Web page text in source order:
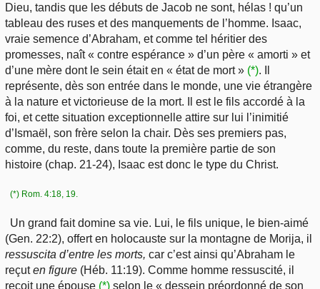
Dieu, tandis que les débuts de Jacob ne sont, hélas ! qu’un
tableau des ruses et des manquements de l’homme. Isaac,
vraie semence d’Abraham, et comme tel héritier des
promesses, naît « contre espérance » d’un père « amorti » et
d’une mère dont le sein était en « état de mort » (*). Il
représente, dès son entrée dans le monde, une vie étrangère
à la nature et victorieuse de la mort. Il est le fils accordé à la
foi, et cette situation exceptionnelle attire sur lui l’inimitié
d’Ismaël, son frère selon la chair. Dès ses premiers pas,
comme, du reste, dans toute la première partie de son
histoire (chap. 21-24), Isaac est donc le type du Christ.
(*) Rom. 4:18, 19.
Un grand fait domine sa vie. Lui, le fils unique, le bien-aimé
(Gen. 22:2), offert en holocauste sur la montagne de Morija, il
ressuscita d’entre les morts, car c’est ainsi qu’Abraham le
reçuten figure (Héb. 11:19). Comme homme ressuscité, il
reçoit une épouse (*) selon le « dessein préordonné de son